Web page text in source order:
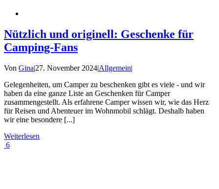
Nützlich und originell: Geschenke für
Camping-Fans
Von Gina|27. November 2024|Allgemein|
Gelegenheiten, um Camper zu beschenken gibt es viele - und wir
haben da eine ganze Liste an Geschenken für Camper
zusammengestellt. Als erfahrene Camper wissen wir, wie das Herz
für Reisen und Abenteuer im Wohnmobil schlägt. Deshalb haben
wir eine besondere [...]
Weiterlesen
6